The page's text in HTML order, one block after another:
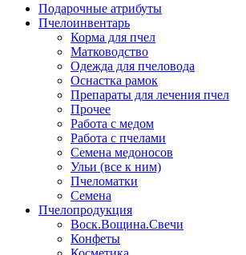
Подарочные атрибуты
Пчелоинвентарь
Корма для пчел
Матководство
Одежда для пчеловода
Оснастка рамок
Препараты для лечения пчел
Прочее
Работа с медом
Работа с пчелами
Семена медоносов
Ульи (все к ним)
Пчеломатки
Семена
Пчелопродукция
Воск.Вощина.Свечи
Конфеты